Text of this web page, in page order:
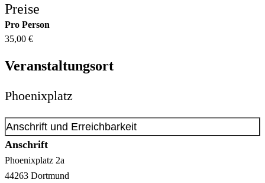
Preise
Pro Person
35,00 €
Veranstaltungsort
Phoenixplatz
Anschrift und Erreichbarkeit
Anschrift
Phoenixplatz 2a
44263 Dortmund